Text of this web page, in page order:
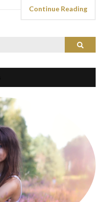
Continue Reading
Search